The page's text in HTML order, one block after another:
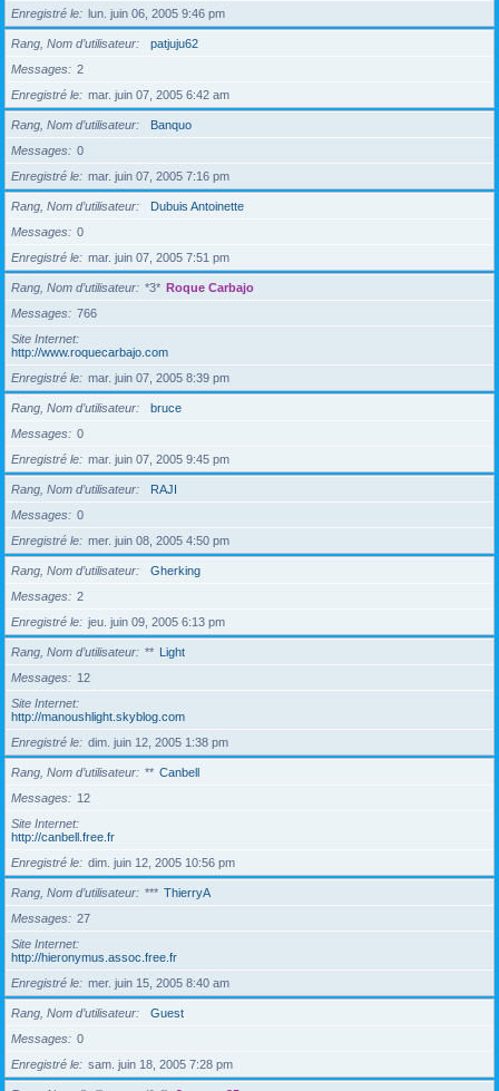
Enregistré le
lun. juin 06, 2005 9:46 pm
Rang, Nom d’utilisateur
patjuju62
Messages
2
Enregistré le
mar. juin 07, 2005 6:42 am
Rang, Nom d’utilisateur
Banquo
Messages
0
Enregistré le
mar. juin 07, 2005 7:16 pm
Rang, Nom d’utilisateur
Dubuis Antoinette
Messages
0
Enregistré le
mar. juin 07, 2005 7:51 pm
Rang, Nom d’utilisateur *3* Roque Carbajo
Messages
766
Site Internet
http://www.roquecarbajo.com
Enregistré le
mar. juin 07, 2005 8:39 pm
Rang, Nom d’utilisateur
bruce
Messages
0
Enregistré le
mar. juin 07, 2005 9:45 pm
Rang, Nom d’utilisateur
RAJI
Messages
0
Enregistré le
mer. juin 08, 2005 4:50 pm
Rang, Nom d’utilisateur
Gherking
Messages
2
Enregistré le
jeu. juin 09, 2005 6:13 pm
Rang, Nom d’utilisateur ** Light
Messages
12
Site Internet
http://manoushlight.skyblog.com
Enregistré le
dim. juin 12, 2005 1:38 pm
Rang, Nom d’utilisateur ** Canbell
Messages
12
Site Internet
http://canbell.free.fr
Enregistré le
dim. juin 12, 2005 10:56 pm
Rang, Nom d’utilisateur *** ThierryA
Messages
27
Site Internet
http://hieronymus.assoc.free.fr
Enregistré le
mer. juin 15, 2005 8:40 am
Rang, Nom d’utilisateur
Guest
Messages
0
Enregistré le
sam. juin 18, 2005 7:28 pm